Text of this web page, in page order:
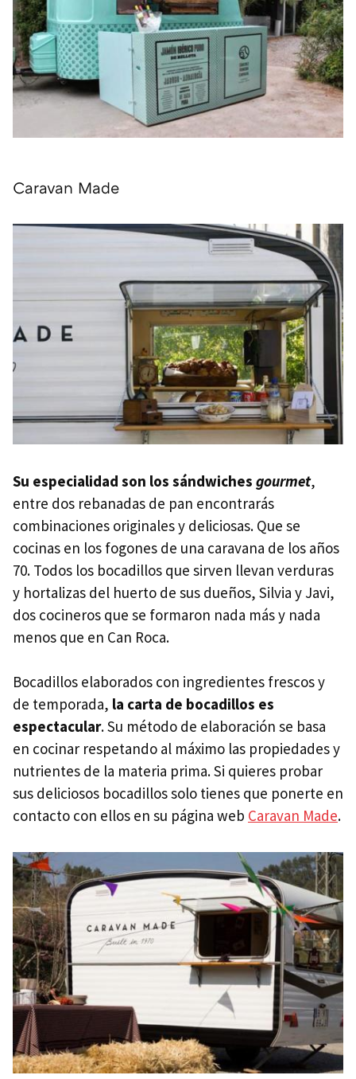
Caravan Made
Su especialidad son los sándwiches gourmet,
entre dos rebanadas de pan encontrarás
combinaciones originales y deliciosas. Que se
cocinas en los fogones de una caravana de los años
70. Todos los bocadillos que sirven llevan verduras
y hortalizas del huerto de sus dueños, Silvia y Javi,
dos cocineros que se formaron nada más y nada
menos que en Can Roca.
Bocadillos elaborados con ingredientes frescos y
de temporada, la carta de bocadillos es
espectacular. Su método de elaboración se basa
en cocinar respetando al máximo las propiedades y
nutrientes de la materia prima. Si quieres probar
sus deliciosos bocadillos solo tienes que ponerte en
contacto con ellos en su página web Caravan Made.